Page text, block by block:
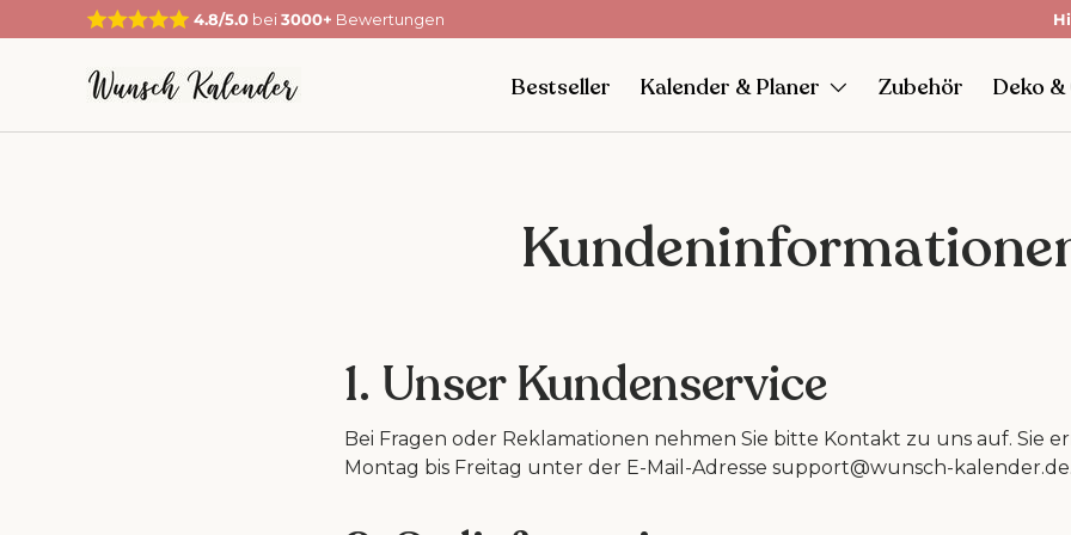
4.8/5.0 bei 3000+ Bewertungen 📦
Bestseller Kalender & Planer Zubehör Deko &
1. Unser Kundenservice
Bei Fragen oder Reklamationen nehmen Sie bitte Kontakt zu uns auf. Sie
Montag bis Freitag unter der E-Mail-Adresse support@wunsch-kalender.de.